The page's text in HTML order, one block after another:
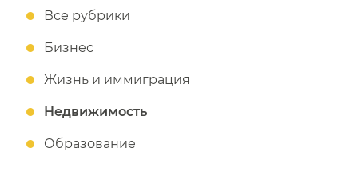
Все рубрики
Бизнес
Жизнь и иммиграция
Недвижимость
Образование